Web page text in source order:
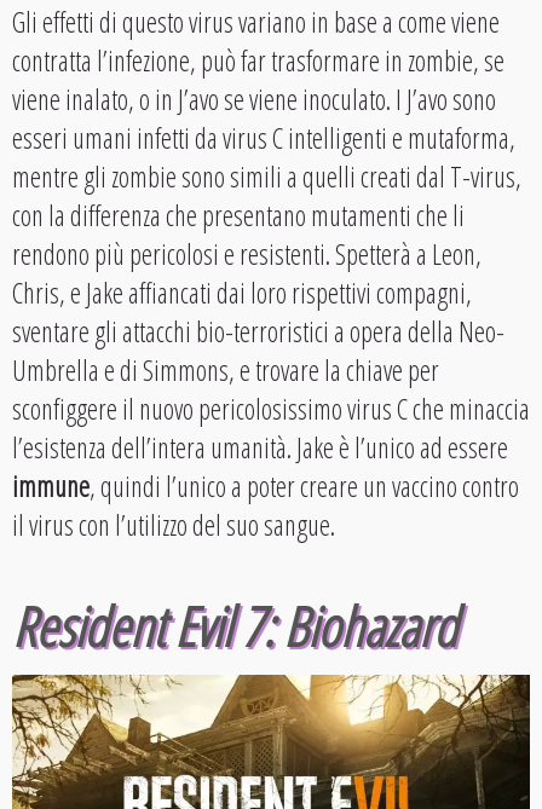
Gli effetti di questo virus variano in base a come viene
contratta l’infezione, può far trasformare in zombie, se
viene inalato, o in J’avo se viene inoculato. I J’avo sono
esseri umani infetti da virus C intelligenti e mutaforma,
mentre gli zombie sono simili a quelli creati dal T-virus,
con la differenza che presentano mutamenti che li
rendono più pericolosi e resistenti. Spetterà a Leon,
Chris, e Jake affiancati dai loro rispettivi compagni,
sventare gli attacchi bio-terroristici a opera della Neo-
Umbrella e di Simmons, e trovare la chiave per
sconfiggere il nuovo pericolosissimo virus C che minaccia
l’esistenza dell’intera umanità. Jake è l’unico ad essere
immune, quindi l’unico a poter creare un vaccino contro
il virus con l’utilizzo del suo sangue.
Resident Evil 7: Biohazard